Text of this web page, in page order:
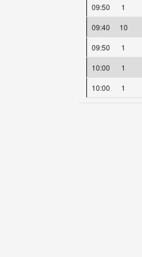
09:50
1
09:40
10
09:50
1
10:00
1
10:00
1